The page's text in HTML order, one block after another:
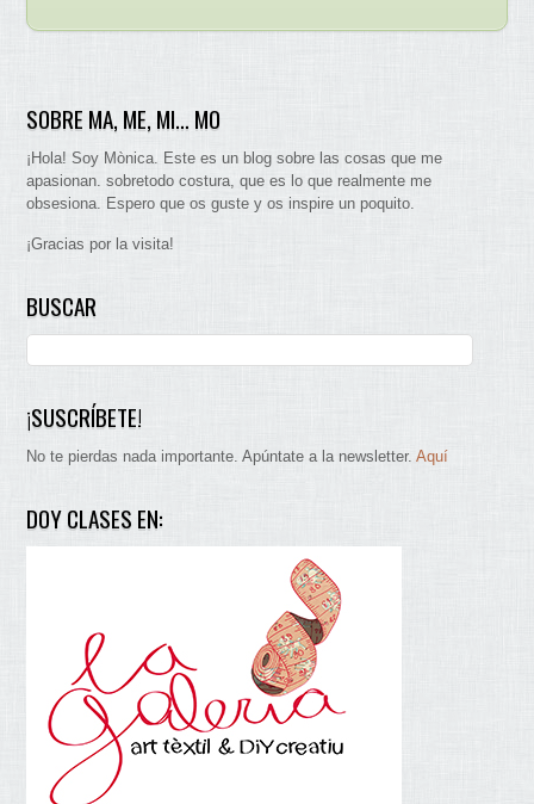
SOBRE MA, ME, MI… MO
¡Hola! Soy Mònica. Este es un blog sobre las cosas que me
apasionan. sobretodo costura, que es lo que realmente me
obsesiona. Espero que os guste y os inspire un poquito.
¡Gracias por la visita!
BUSCAR
¡SUSCRÍBETE!
No te pierdas nada importante. Apúntate a la newsletter.Aquí
DOY CLASES EN: